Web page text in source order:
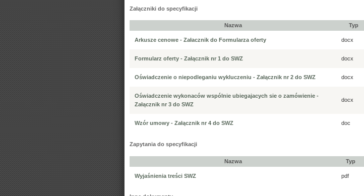
Załączniki do specyfikacji
Nazwa Typ
Arkusze cenowe - Załacznik do Formularza oferty docx
Formularz oferty - Załącznik nr 1 do SWZ docx
Oświadczenie o niepodleganiu wykluczeniu - Załącznik nr 2 do SWZ docx
Oświadczenie wykonaców wspólnie ubiegajacych sie o zamówienie -
Załącznik nr 3 do SWZ
docx
Wzór umowy - Załącznik nr 4 do SWZ doc
Zapytania do specyfikacji
Nazwa Typ
Wyjaśnienia treści SWZ pdf